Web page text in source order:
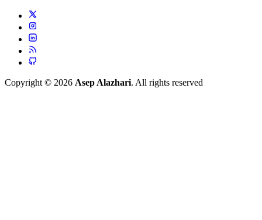
Copyright © 2026 Asep Alazhari. All rights reserved